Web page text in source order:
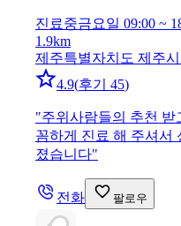
진료중금요일 09:00 ~
1.9km
제주특별자치도 제주
4.9(후기 45)
"주위사람들의 추천
꼼하게 진료 해 주셔서
졌습니다"
전화 팔로우